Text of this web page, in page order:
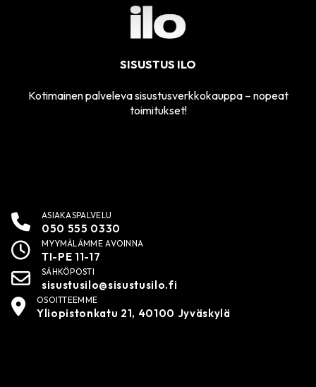
SISUSTUS ILO
Kotimainen palveleva sisustusverkkokauppa – nopeat
toimitukset!
ASIAKASPALVELU
050 555 0330
MYYMÄLÄMME AVOINNA
TI-PE 11-17
SÄHKÖPOSTI
sisustusilo@sisustusilo.fi
OSOITTEEMME
Yliopistonkatu 21, 40100 Jyväskylä